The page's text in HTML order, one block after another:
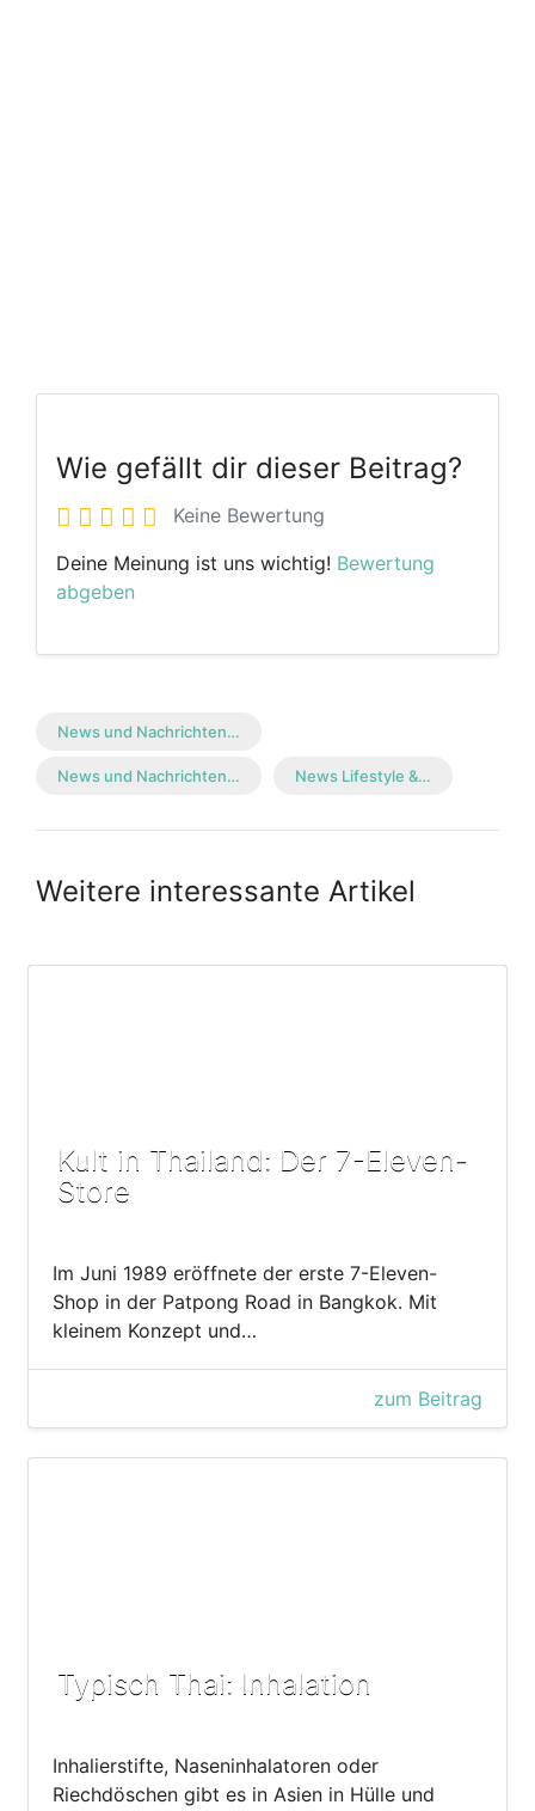
Wie gefällt dir dieser Beitrag?
Keine Bewertung
Deine Meinung ist uns wichtig! Bewertung
abgeben
News und Nachrichten…
News und Nachrichten… News Lifestyle &…
Weitere interessante Artikel
Kult in Thailand: Der 7-Eleven-
Store
Im Juni 1989 eröffnete der erste 7-Eleven-
Shop in der Patpong Road in Bangkok. Mit
kleinem Konzept und…
zum Beitrag
Typisch Thai: Inhalation
Inhalierstifte, Naseninhalatoren oder
Riechdöschen gibt es in Asien in Hülle und